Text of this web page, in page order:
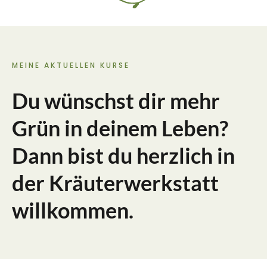
MEINE AKTUELLEN KURSE
Du wünschst dir mehr
Grün in deinem Leben?
Dann bist du herzlich in
der Kräuterwerkstatt
willkommen.